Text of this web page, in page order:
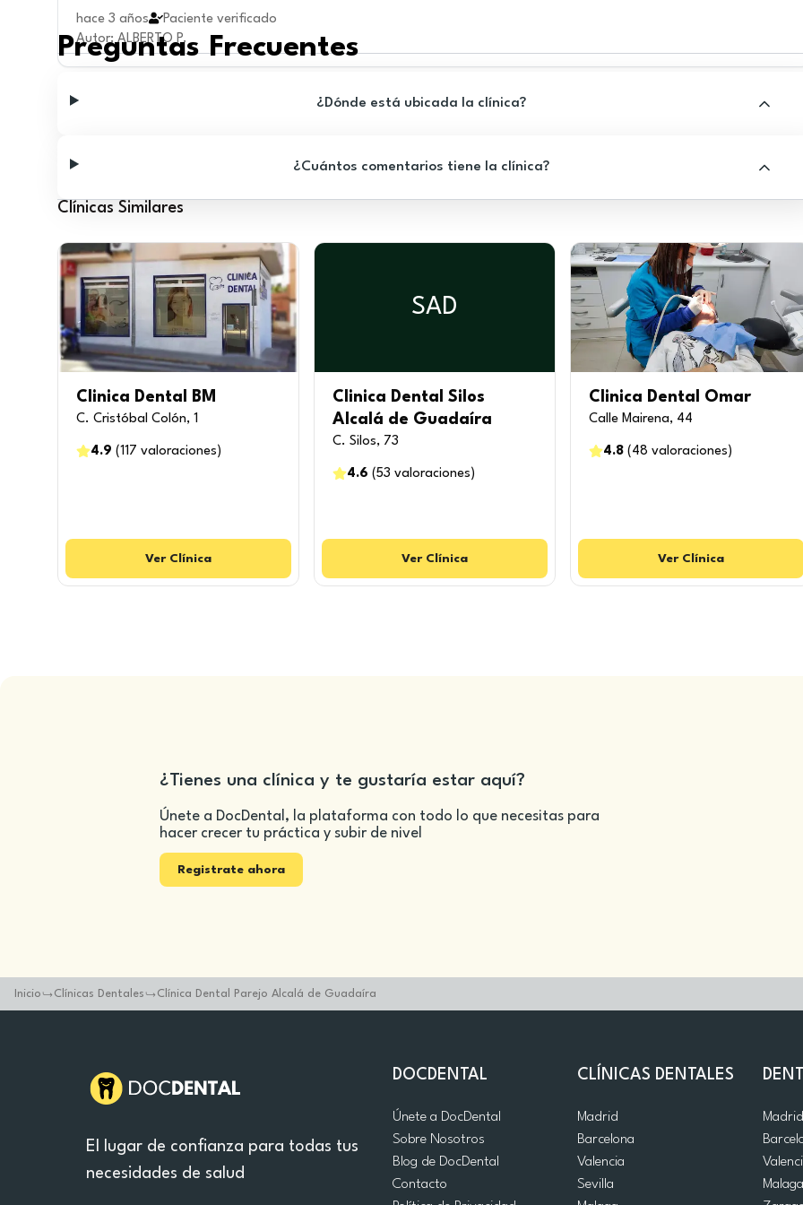
hace 3 años
Paciente verificado
Autor:ALBERTO P.
Preguntas Frecuentes
¿Dónde está ubicada la clínica?
¿Cuántos comentarios tiene la clínica?
Clínicas Similares
Clinica Dental BM
C. Cristóbal Colón, 1
4.9 (117 valoraciones )
Ver Clínica
SAD
Clinica Dental Silos
Alcalá de Guadaíra
C. Silos, 73
4.6 (53 valoraciones )
Ver Clínica
Clinica Dental Omar
Calle Mairena, 44
4.8( 48 valoraciones )
Ver Clínica
¿Tienes una clínica y te gustaría estar aquí?
Únete a DocDental, la plataforma con todo lo que necesitas para
hacer crecer tu práctica y subir de nivel
Registrate ahora
Inicio Clínicas Dentales Clínica Dental Parejo Alcalá de Guadaíra
El lugar de confianza para todas tus
necesidades de salud
DOCDENTAL
Únete a DocDental
Sobre Nosotros
Blog de DocDental
Contacto
CLÍNICAS DENTALES
Madrid
Barcelona
Valencia
Sevilla
Madrid
Malaga